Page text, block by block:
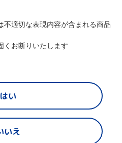
不適切な表現内容が含まれる商品
くお断りいたします
はい
いえ